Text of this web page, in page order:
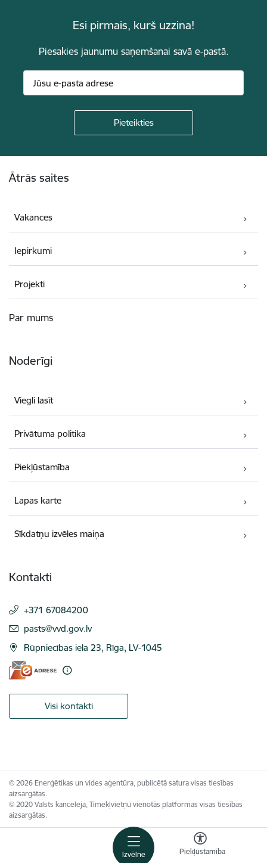
Izvēlne Piekļūstamība
Esi pirmais, kurš uzzina!
Piesakies jaunumu saņemšanai savā e-pastā.
Ātrās saites
Vakances
Iepirkumi
Projekti
Par mums
Noderīgi
Viegli lasīt
Privātuma politika
Piekļūstamība
Lapas karte
Sīkdatņu izvēles maiņa
Kontakti
+371 67084200
E-pasts:
pasts@vvd.gov.lv
Rūpniecības iela 23, Rīga, LV-1045
Visi kontakti
© 2026 Enerģētikas un vides aģentūra, publicētā satura visas tiesības
aizsargātas.
© 2020 Valsts kanceleja, Tīmekļvietņu vienotās platformas visas tiesības
aizsargātas.